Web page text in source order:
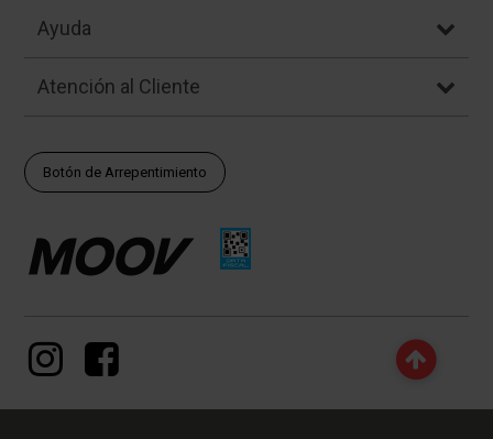
Ayuda
Atención al Cliente
Botón de Arrepentimiento